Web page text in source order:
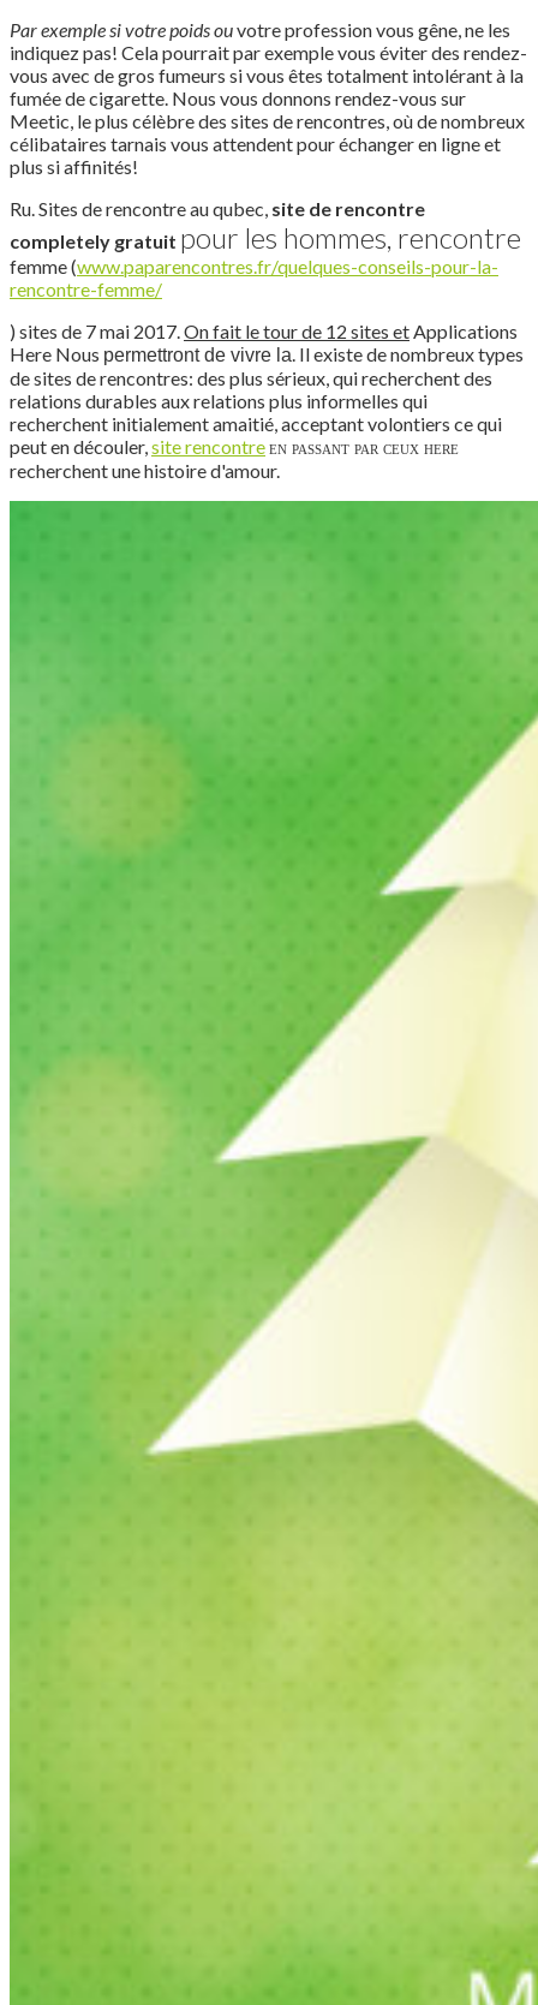
Par exemple si votre poids ouvotre profession vous gêne, ne les
indiquez pas! Cela pourrait par exemple vous éviter des rendez-
vous avec de gros fumeurs si vous êtes totalment intolérant à la
fumée de cigarette. Nous vous donnons rendez-vous sur
Meetic, le plus célèbre des sites de rencontres, où de nombreux
célibataires tarnais vous attendent pour échanger en ligne et
plus si affinités!
Ru. Sites de rencontre au qubec, site de rencontre
completely gratuit pour les hommes, rencontre
femme (www.paparencontres.fr/quelques-conseils-pour-la-
rencontre-femme/
) sites de 7 mai 2017. On fait le tour de 12 sites et Applications
Here Nous permettront de vivre la . Il existe de nombreux types
de sites de rencontres: des plus sérieux, qui recherchent des
relations durables aux relations plus informelles qui
recherchent initialement amaitié, acceptant volontiers ce qui
peut en découler, site rencontreen passant par ceux here
recherchent une histoire d'amour.